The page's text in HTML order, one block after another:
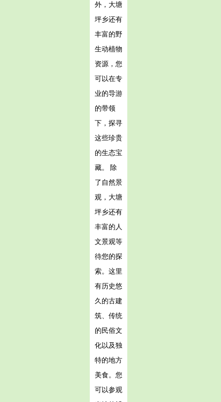
外，大塘
坪乡还有
丰富的野
生动植物
资源，您
可以在专
业的导游
的带领
下，探寻
这些珍贵
的生态宝
藏。 除
了自然景
观，大塘
坪乡还有
丰富的人
文景观等
待您的探
索。这里
有历史悠
久的古建
筑、传统
的民俗文
化以及独
特的地方
美食。您
可以参观